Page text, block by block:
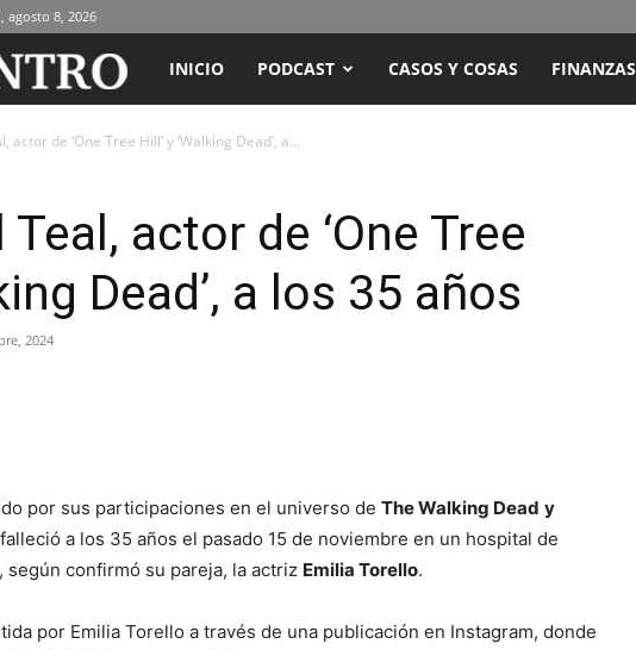
agosto 8, 2026
ENCUENTRO
RADIO
TELEVISIÓN
INICIO PODCAST CASOS Y COSAS FINANZAS
actor de ‘One Tree Hill’ y ‘Walking Dead’, a...
actor de ‘One Tree
Dead’, a los 35 años
2024
por sus participaciones en el universo de The Walking Dead y
a los 35 años el pasado 15 de noviembre en un hospital de
según confirmó su pareja, la actriz Emilia Torello.
por Emilia Torello a través de una publicación en Instagram, donde